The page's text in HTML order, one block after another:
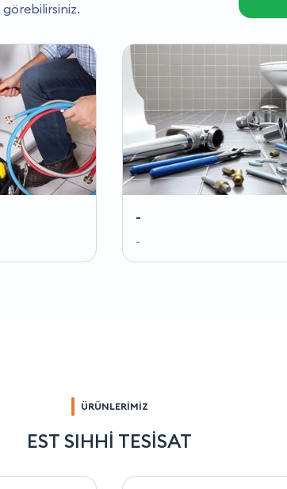
görebilirsiniz.
-
-
ÜRÜNLERİMİZ
EST SIHHİ TESİSAT